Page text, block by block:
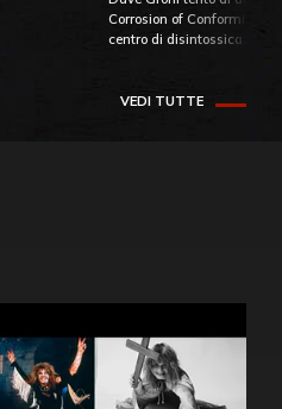
Corrosion of Conformity
centro di
VEDI TUTTE